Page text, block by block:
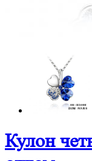
Кулон